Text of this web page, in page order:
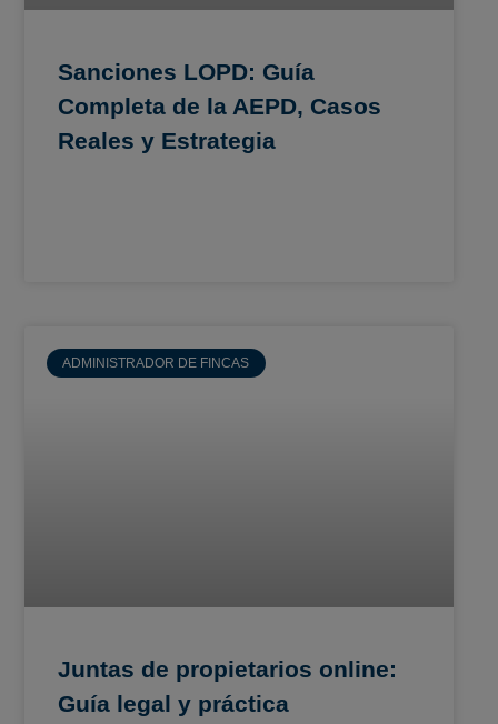
Sanciones LOPD: Guía
Completa de la AEPD, Casos
Reales y Estrategia
ADMINISTRADOR DE FINCAS
Juntas de propietarios online:
Guía legal y práctica